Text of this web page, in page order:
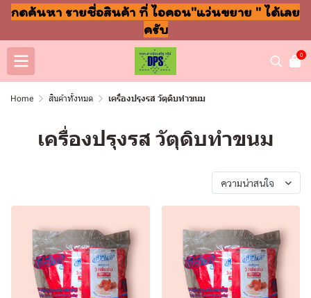
กดค้นหา รายชื่อสินค้า ที่ ไอคอน"แว่นขยาย " ได้เลย
ครับ
0
Home สินค้าทั้งหมด เครื่องปรุงรส วัตุดิบทำขนม
เครื่องปรุงรส วัตุดิบทำขนม
ความน่าสนใจ